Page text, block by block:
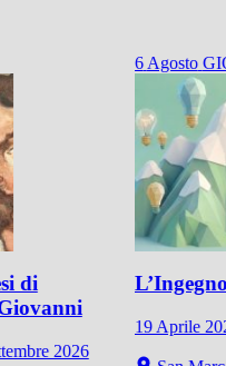
di
2026
6 Agosto
19 Aprile